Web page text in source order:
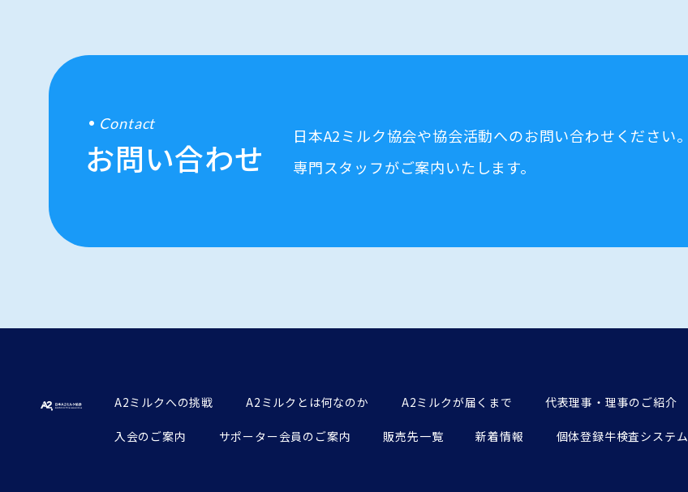
Contact
お問い合わせ
日本A2ミルク協会や協会活動へのお問い合わせください。
専門スタッフがご案内いたします。
A2ミルクへの挑戦 A2ミルクとは何なのか A2ミルクが届くまで 代表理事・理事のご紹介
入会のご案内 サポーター会員のご案内 販売先一覧 新着情報 個体登録牛検査システム